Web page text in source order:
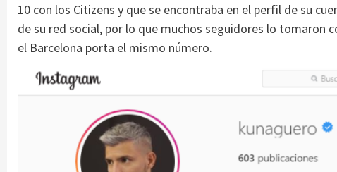
10 con los Citizens y que se encontraba en el perfil de su
de su red social, por lo que muchos seguidores lo tomaron
el Barcelona porta el mismo número.